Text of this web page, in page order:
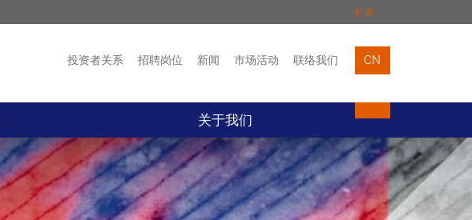
扩展
市场活动 联络我们
投资者关系 招聘岗位 新闻 市场活动 联络我们 CN
关于我们